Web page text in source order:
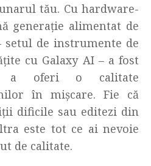
tău. Cu hardware-
generație alimentat de
setul de instrumente de
cu Galaxy AI – a fost
a oferi o calitate
în mișcare. Fie că
dificile sau editezi din
este tot ce ai nevoie
de calitate.